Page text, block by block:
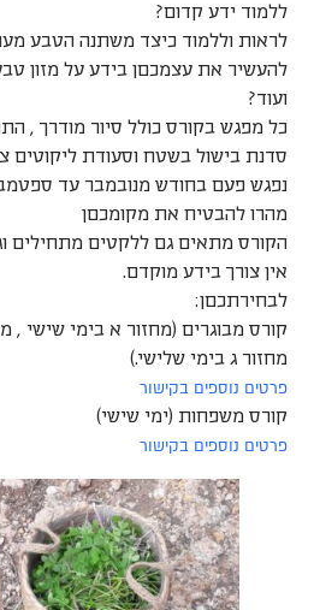
ללמוד ידע קדום?
לראות וללמוד כיצד משתנה הטבע
להעשיר את עצמכםן בידע על מזון
ועוד?
כל מפגש בקורס כולל סיור מודרך ,
סדנת בישול בשטח וסעודת ליקוטים
נפגש פעם בחודש מנובמבר עד
מהרו להבטיח את מקומכםן
הקורס מתאים גם ללקטים מתחילים
אין צורך בידע מוקדם.
לבחירתכםן:
קורס מבוגרים (מחזור א בימי שישי ,
מחזור ג בימי שלישי.)
פרטים נוספים בקישור
קורס משפחות (ימי שישי)
פרטים נוספים בקישור